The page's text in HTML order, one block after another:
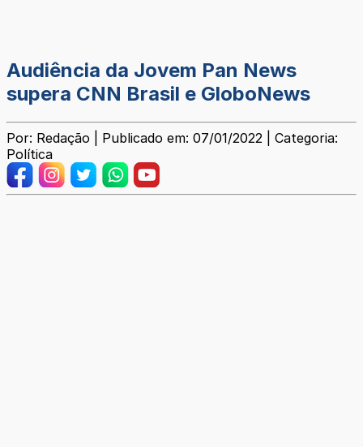
Audiência da Jovem Pan News
supera CNN Brasil e GloboNews
Por: Redação | Publicado em: 07/01/2022 | Categoria:
Política